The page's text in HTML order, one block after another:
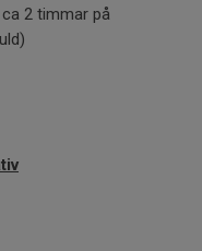
2 timmar på